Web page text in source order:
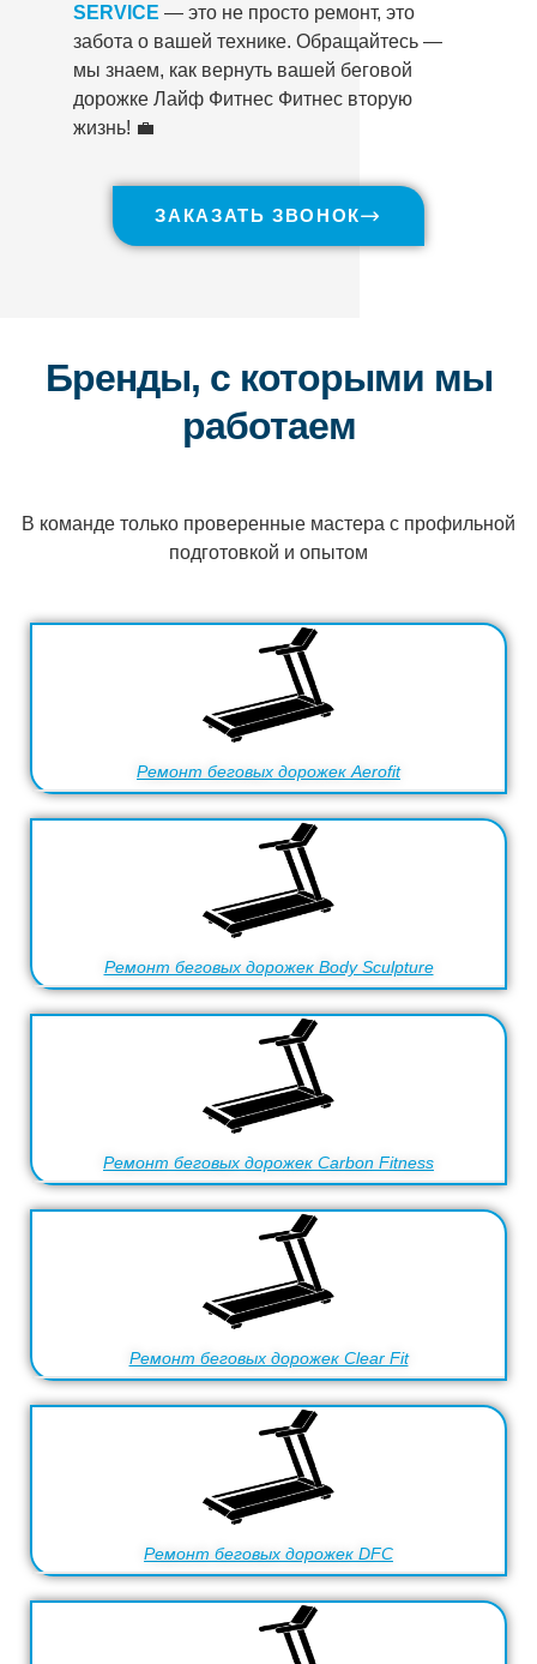
SERVICE — это не просто ремонт, это
забота о вашей технике. Обращайтесь —
мы знаем, как вернуть вашей беговой
дорожке Лайф Фитнес Фитнес вторую
жизнь! 💼
ЗАКАЗАТЬ ЗВОНОК
Бренды, с которыми мы
работаем
В команде только проверенные мастера с профильной
подготовкой и опытом
Ремонт беговых дорожек Aerofit
Ремонт беговых дорожек Body Sculpture
Ремонт беговых дорожек Carbon Fitness
Ремонт беговых дорожек Clear Fit
Ремонт беговых дорожек DFC